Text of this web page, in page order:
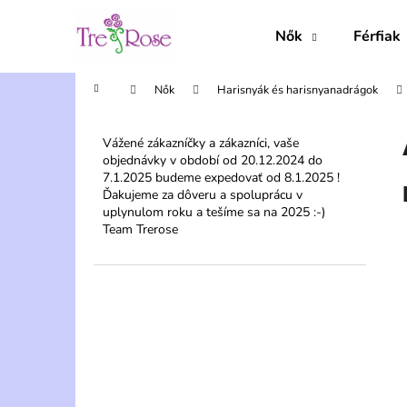
Nők Férfiak
KezdőlapNők Harisnyák és harisnyanadrágok
Vážené zákazníčky a zákazníci, vaše
objednávky v období od 20.12.2024 do
7.1.2025 budeme expedovať od 8.1.2025 !
Ďakujeme za dôveru a spoluprácu v
uplynulom roku a tešíme sa na 2025 :-)
Team Trerose
Vissza
a boltba
Vissza
a boltba